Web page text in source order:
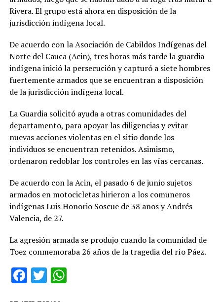
Rivera. El grupo está ahora en disposición de la
jurisdicción indígena local.
De acuerdo con la Asociación de Cabildos Indígenas del
Norte del Cauca (Acin), tres horas más tarde la guardia
indígena inició la persecución y capturó a siete hombres
fuertemente armados que se encuentran a disposición
de la jurisdicción indígena local.
La Guardia solicitó ayuda a otras comunidades del
departamento, para apoyar las diligencias y evitar
nuevas acciones violentas en el sitio donde los
individuos se encuentran retenidos. Asimismo,
ordenaron redoblar los controles en las vías cercanas.
De acuerdo con la Acin, el pasado 6 de junio sujetos
armados en motocicletas hirieron a los comuneros
indígenas Luis Honorio Soscue de 38 años y Andrés
Valencia, de 27.
La agresión armada se produjo cuando la comunidad de
Toez conmemoraba 26 años de la tragedia del río Páez.
Facebook
TwitterWhatsApp